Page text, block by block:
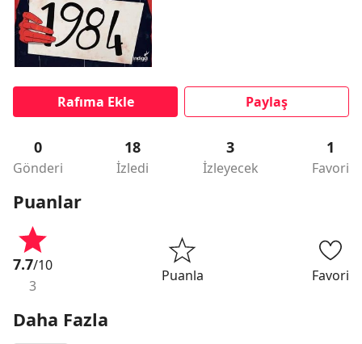
Rafıma Ekle Paylaş
0
Gönderi
18
İzledi
3
İzleyecek
1
Favori
Puanlar
7.7/10
3
Puanla Favori
Daha Fazla